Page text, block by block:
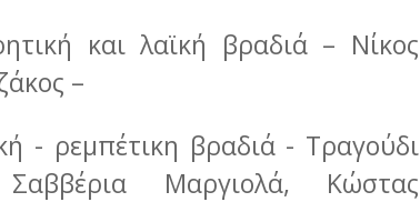
και λαϊκή βραδιά – Νίκος
–
- ρεμπέτικη βραδιά - Τραγούδι
Μαργιολά, Κώστας